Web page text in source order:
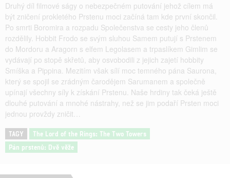
Druhý díl filmové ságy o nebezpečném putování jehož cílem má
být zničení prokletého Prstenu moci začíná tam kde první skončil.
Po smrti Boromira a rozpadu Společenstva se cesty jeho členů
rozdělily. Hobbit Frodo se svým sluhou Samem putují s Prstenem
do Mordoru a Aragorn s elfem Legolasem a trpaslíkem Gimlim se
vydávají po stopě skřetů, aby osvobodili z jejich zajetí hobbity
Smíška a Pippina. Mezitím však sílí moc temného pána Saurona,
který se spojil se zrádným čarodějem Sarumanem a společně
upínají všechny síly k získání Prstenu. Naše hrdiny tak čeká ještě
dlouhé putování a mnohé nástrahy, než se jim podaří Prsten moci
jednou provždy zničit…
TAGY
The Lord of the Rings: The Two Towers
Pán prstenů: Dvě věže